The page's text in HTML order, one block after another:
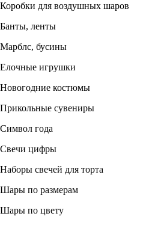
Коробки для воздушных шаров
Банты, ленты
Марблс, бусины
Елочные игрушки
Новогодние костюмы
Прикольные сувениры
Символ года
Свечи цифры
Наборы свечей для торта
Шары по размерам
Шары по цвету